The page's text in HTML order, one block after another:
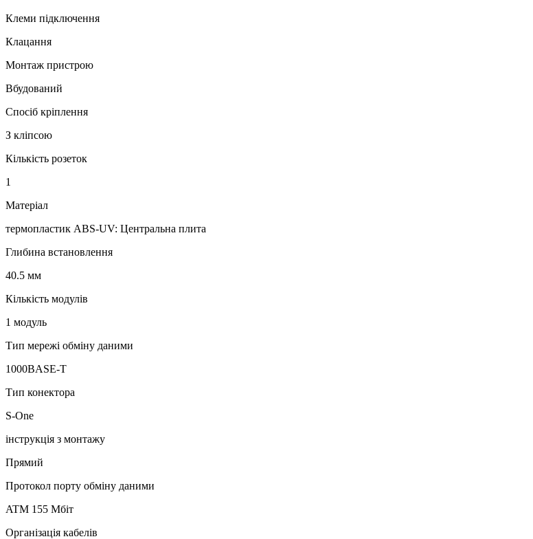
Клеми підключення
Клацання
Монтаж пристрою
Вбудований
Спосіб кріплення
З кліпсою
Кількість розеток
1
Матеріал
термопластик ABS-UV: Центральна плита
Глибина встановлення
40.5 мм
Кількість модулів
1 модуль
Тип мережі обміну даними
1000BASE-T
Тип конектора
S-One
інструкція з монтажу
Прямий
Протокол порту обміну даними
ATM 155 Мбіт
Організація кабелів